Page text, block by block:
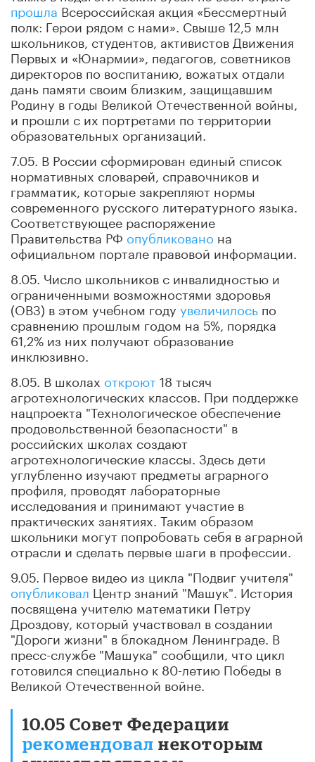
прошла Всероссийская акция «Бессмертный
полк: Герои рядом с нами». Свыше 12,5 млн
школьников, студентов, активистов Движения
Первых и «Юнармии», педагогов, советников
директоров по воспитанию, вожатых отдали
дань памяти своим близким, защищавшим
Родину в годы Великой Отечественной войны,
и прошли с их портретами по территории
образовательных организаций.
7.05. В России сформирован единый список
нормативных словарей, справочников и
грамматик, которые закрепляют нормы
современного русского литературного языка.
Соответствующее распоряжение
Правительства РФ опубликовано на
официальном портале правовой информации.
8.05. Число школьников с инвалидностью и
ограниченными возможностями здоровья
(ОВЗ) в этом учебном году увеличилось по
сравнению прошлым годом на 5%, порядка
61,2% из них получают образование
инклюзивно.
8.05. В школах откроют18 тысяч
агротехнологических классов. При поддержке
нацпроекта "Технологическое обеспечение
продовольственной безопасности" в
российских школах создают
агротехнологические классы. Здесь дети
углубленно изучают предметы аграрного
профиля, проводят лабораторные
исследования и принимают участие в
практических занятиях. Таким образом
школьники могут попробовать себя в аграрной
отрасли и сделать первые шаги в профессии.
9.05. Первое видео из цикла "Подвиг учителя"
опубликовал Центр знаний "Машук". История
посвящена учителю математики Петру
Дроздову, который участвовал в создании
"Дороги жизни" в блокадном Ленинграде. В
пресс-службе "Машука" сообщили, что цикл
готовился специально к 80-летию Победы в
Великой Отечественной войне.
10.05 Совет Федерации
рекомендовал некоторым